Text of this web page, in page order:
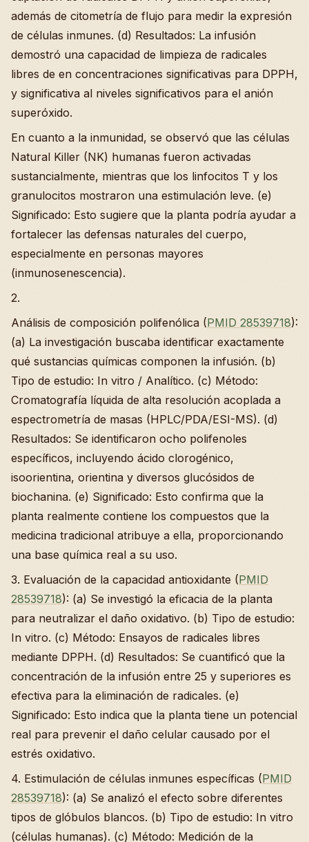
además de citometría de flujo para medir la expresión
de células inmunes. (d) Resultados: La infusión
demostró una capacidad de limpieza de radicales
libres de en concentraciones significativas para DPPH,
y significativa al niveles significativos para el anión
superóxido.
En cuanto a la inmunidad, se observó que las células
Natural Killer (NK) humanas fueron activadas
sustancialmente, mientras que los linfocitos T y los
granulocitos mostraron una estimulación leve. (e)
Significado: Esto sugiere que la planta podría ayudar a
fortalecer las defensas naturales del cuerpo,
especialmente en personas mayores
(inmunosenescencia).
2.
Análisis de composición polifenólica (PMID 28539718):
(a) La investigación buscaba identificar exactamente
qué sustancias químicas componen la infusión. (b)
Tipo de estudio: In vitro / Analítico. (c) Método:
Cromatografía líquida de alta resolución acoplada a
espectrometría de masas (HPLC/PDA/ESI-MS). (d)
Resultados: Se identificaron ocho polifenoles
específicos, incluyendo ácido clorogénico,
isoorientina, orientina y diversos glucósidos de
biochanina. (e) Significado: Esto confirma que la
planta realmente contiene los compuestos que la
medicina tradicional atribuye a ella, proporcionando
una base química real a su uso.
3. Evaluación de la capacidad antioxidante (PMID
28539718): (a) Se investigó la eficacia de la planta
para neutralizar el daño oxidativo. (b) Tipo de estudio:
In vitro. (c) Método: Ensayos de radicales libres
mediante DPPH. (d) Resultados: Se cuantificó que la
concentración de la infusión entre 25 y superiores es
efectiva para la eliminación de radicales. (e)
Significado: Esto indica que la planta tiene un potencial
real para prevenir el daño celular causado por el
estrés oxidativo.
4. Estimulación de células inmunes específicas (PMID
28539718): (a) Se analizó el efecto sobre diferentes
tipos de glóbulos blancos. (b) Tipo de estudio: In vitro
(células humanas). (c) Método: Medición de la